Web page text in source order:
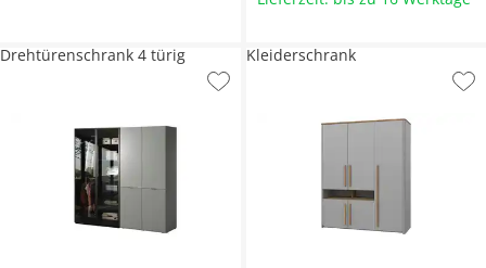
Drehtürenschrank 4 türig Kleiderschrank